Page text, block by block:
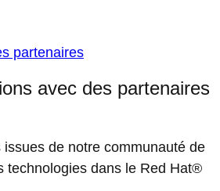
partenaires
avec des partenaires
de notre communauté de
technologies dans le Red Hat®